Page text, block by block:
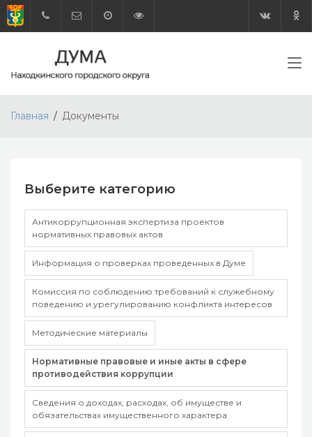
Главная Документы
Выберите категорию
Антикоррупционная экспертиза проектов
нормативных правовых актов
Информация о проверках проведенных в Думе
Комиссия по соблюдению требований к служебному
поведению и урегулированию конфликта интересов
Методические материалы
Нормативные правовые и иные акты в сфере
противодействия коррупции
Сведения о доходах, расходах, об имуществе и
обязательствах имущественного характера